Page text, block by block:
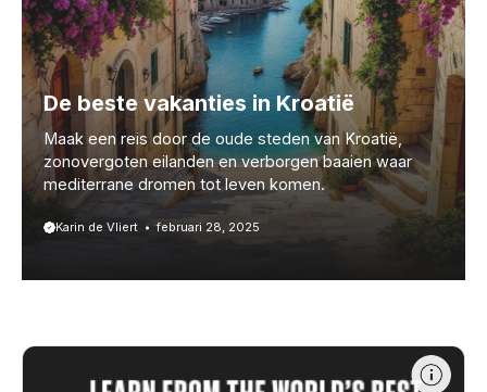
De beste vakanties in Kroatië
Maak een reis door de oude steden van Kroatië,
zonovergoten eilanden en verborgen baaien waar
mediterrane dromen tot leven komen.
Karin de Vliert februari 28, 2025